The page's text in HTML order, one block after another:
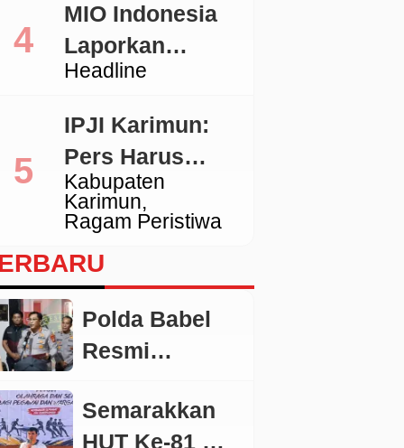
dengan TNKB
Tidak Sesuai
Headline
MIO Indonesia
Laporkan
Pengacara
Polda Metro
Jaya
Kabupaten
Karimun
Ragam Peristiwa
IPJI Karimun:
Pers Harus
Dilindungi,
Wartawan yang
Melanggar Etika
Juga Wajib
Dikoreksi
Polda Babel
Resmi
Tersangka
Semarakkan
HUT Ke-81 RI,